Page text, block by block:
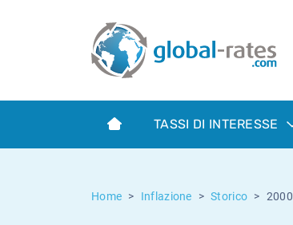
TASSI DI INTERESSE
Home Inflazione Storico 2000
Term SOFR
Cos'è l'inflazione CPI?
Cos'è l'inflazione HICP?
Tassi storici Euribor
Tassi storici di ESTER
Calcolatore dell’inflazione